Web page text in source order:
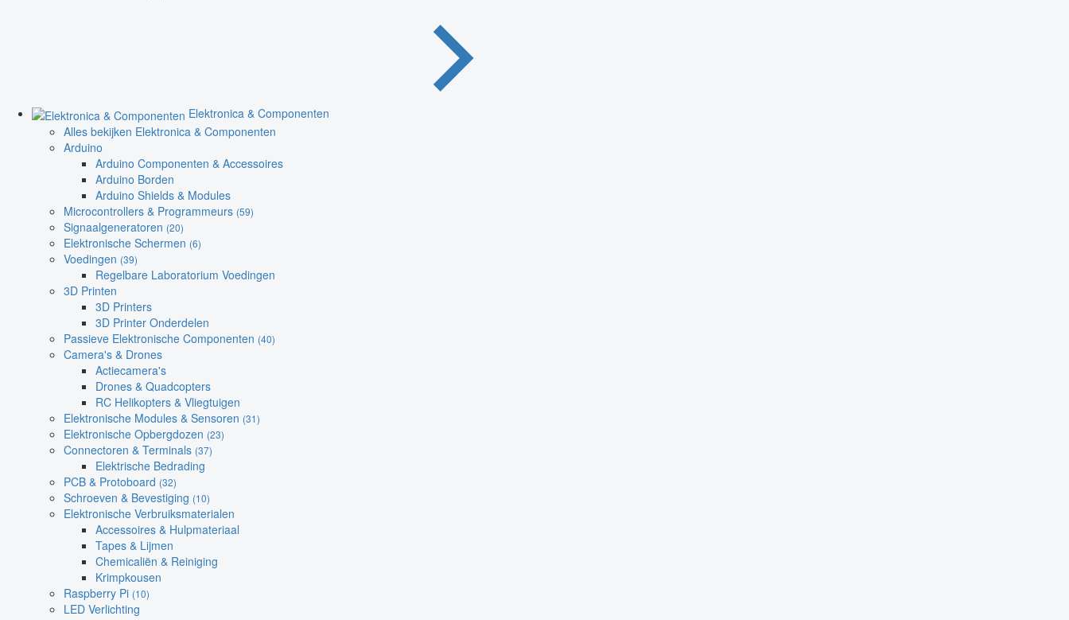
Elektronica & Componenten
Alles bekijken Elektronica & Componenten
Arduino
Arduino Componenten & Accessoires
Arduino Borden
Arduino Shields & Modules
Microcontrollers & Programmeurs (59)
Signaalgeneratoren (20)
Elektronische Schermen (6)
Voedingen (39)
Regelbare Laboratorium Voedingen
3D Printen
3D Printers
3D Printer Onderdelen
Passieve Elektronische Componenten (40)
Camera's & Drones
Actiecamera's
Drones & Quadcopters
RC Helikopters & Vliegtuigen
Elektronische Modules & Sensoren (31)
Elektronische Opbergdozen (23)
Connectoren & Terminals (37)
Elektrische Bedrading
PCB & Protoboard (32)
Schroeven & Bevestiging (10)
Elektronische Verbruiksmaterialen
Accessoires & Hulpmateriaal
Tapes & Lijmen
Chemicaliën & Reiniging
Krimpkousen
Raspberry Pi (10)
LED Verlichting